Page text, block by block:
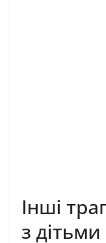
Інші
з дітьми